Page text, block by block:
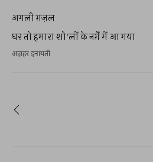
अगली ग़ज़ल
घर तो हमारा शो'लों के नर्ग़े में आ गया
अज़हर इनायती